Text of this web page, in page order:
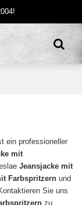
ein professioneller
mit
Jeansjacke mit
Farbspritzern und
Sie uns
zu